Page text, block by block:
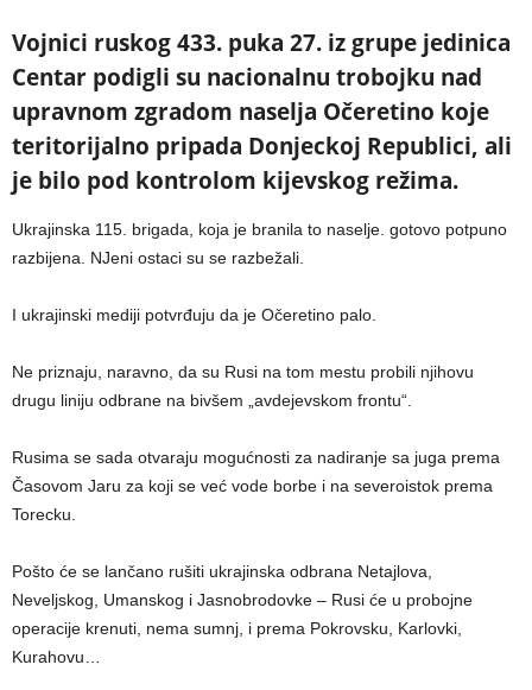
Vojnici ruskog 433. puka 27. iz grupe jedinica
Centar podigli su nacionalnu trobojku nad
upravnom zgradom naselja Očeretino koje
teritorijalno pripada Donjeckoj Republici, ali
je bilo pod kontrolom kijevskog režima.
Ukrajinska 115. brigada, koja je branila to naselje. gotovo potpuno
razbijena. NJeni ostaci su se razbežali.
I ukrajinski mediji potvrđuju da je Očeretino palo.
Ne priznaju, naravno, da su Rusi na tom mestu probili njihovu
drugu liniju odbrane na bivšem „avdejevskom frontu“.
Rusima se sada otvaraju mogućnosti za nadiranje sa juga prema
Časovom Jaru za koji se već vode borbe i na severoistok prema
Torecku.
Pošto će se lančano rušiti ukrajinska odbrana Netajlova,
Neveljskog, Umanskog i Jasnobrodovke – Rusi će u probojne
operacije krenuti, nema sumnj, i prema Pokrovsku, Karlovki,
Kurahovu…